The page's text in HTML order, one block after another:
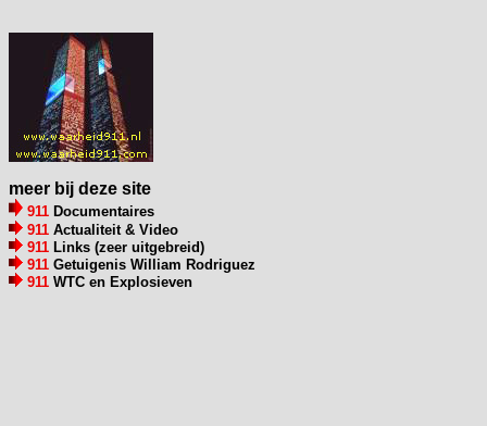
meer bij deze site
911 Documentaires
911 Actualiteit & Video
911 Links (zeer uitgebreid)
911 Getuigenis William Rodriguez
911 WTC en Explosieven